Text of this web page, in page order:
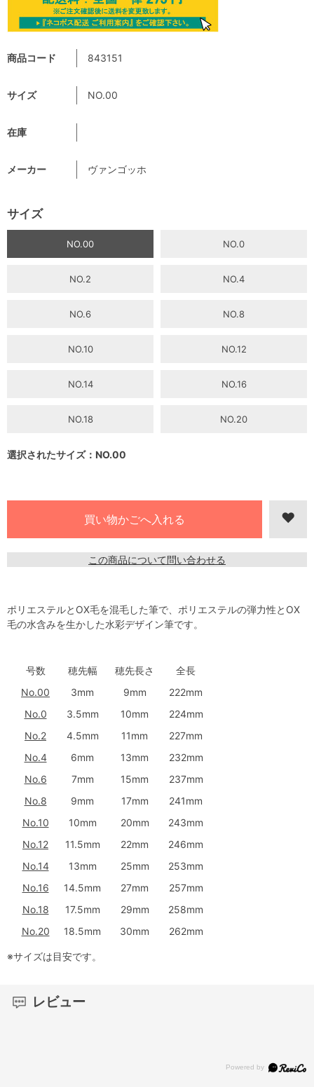
商品コード 843151
サイズ NO.00
在庫
メーカー ヴァンゴッホ
サイズ
NO.00 NO.0
NO.2 NO.4
NO.6 NO.8
NO.10 NO.12
NO.14 NO.16
NO.18 NO.20
選択されたサイズ：NO.00
この商品について問い合わせる
ポリエステルとOX毛を混毛した筆で、ポリエステルの弾力性とOX
毛の水含みを生かした水彩デザイン筆です。
号数 穂先幅 穂先長さ
全長
No.00
3mm 9mm
222mm
No.0
3.5mm 10mm
224mm
No.2
4.5mm 11mm
227mm
No.4
6mm 13mm
232mm
No.6
7mm 15mm
237mm
No.8
9mm 17mm
241mm
No.10
10mm 20mm
243mm
No.12
11.5mm 22mm
246mm
No.14
13mm 25mm
253mm
No.16
14.5mm 27mm
257mm
No.18
17.5mm 29mm
258mm
No.20
18.5mm 30mm 262mm
※サイズは目安です。
レビュー